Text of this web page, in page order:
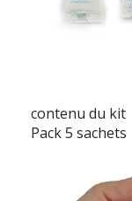
contenu du kit
Pack 5 sachets